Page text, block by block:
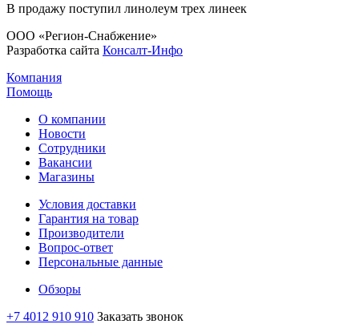
В продажу поступил линолеум трех линеек
ООО «Регион-Снабжение»
Разработка сайта Консалт-Инфо
Компания
Помощь
О компании
Новости
Сотрудники
Вакансии
Магазины
Условия доставки
Гарантия на товар
Производители
Вопрос-ответ
Персональные данные
Обзоры
+7 4012 910 910 Заказать звонок